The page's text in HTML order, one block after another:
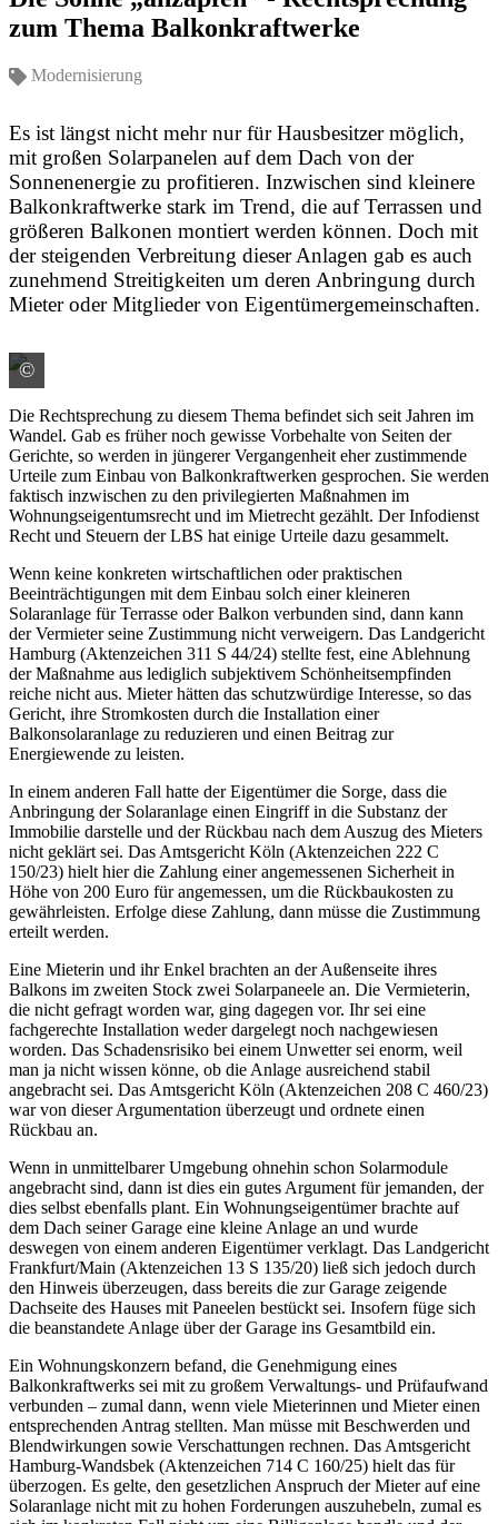
zum Thema Balkonkraftwerke
Modernisierung
Es ist längst nicht mehr nur für Hausbesitzer möglich,
mit großen Solarpane­len auf dem Dach von der
Sonnenenergie zu profitieren. Inzwischen sind kleinere
Balkonkraftwerke stark im Trend, die auf Terrassen und
größeren Balkonen montiert werden können. Doch mit
der steigenden Verbreitung dieser Anlagen gab es auch
zunehmend Streitigkeiten um deren Anbringung durch
Mieter oder Mitglieder von Eigentümergemeinschaften.
©
Die Rechtsprechung zu diesem Thema befindet sich seit Jahren im
Wandel. Gab es früher noch gewisse Vorbehalte von Seiten der
Gerichte, so werden in jüngerer Vergangenheit eher zustimmende
Urteile zum Einbau von Balkon­kraftwerken gesprochen. Sie werden
faktisch inzwischen zu den privilegierten Maßnahmen im
Wohnungseigentumsrecht und im Mietrecht gezählt. Der Infodienst
Recht und Steuern der LBS hat einige Urteile dazu gesammelt.
Wenn keine konkreten wirtschaftlichen oder praktischen
Beeinträchtigungen mit dem Einbau solch einer kleineren
Solaranlage für Terrasse oder Balkon verbunden sind, dann kann
der Vermieter seine Zustimmung nicht verwei­gern. Das Landgericht
Hamburg (Aktenzeichen 311 S 44/24) stellte fest, eine Ablehnung
der Maßnahme aus lediglich subjektivem Schönheitsempfinden
reiche nicht aus. Mieter hätten das schutzwürdige Interesse, so das
Gericht, ihre Stromkosten durch die Installation einer
Balkonsolaranlage zu reduzie­ren und einen Beitrag zur
Energiewende zu leisten.
In einem anderen Fall hatte der Eigentümer die Sorge, dass die
Anbringung der Solaranlage einen Eingriff in die Substanz der
Immobilie darstelle und der Rückbau nach dem Auszug des Mieters
nicht geklärt sei. Das Amtsgericht Köln (Aktenzeichen 222 C
150/23) hielt hier die Zahlung einer angemessenen Sicherheit in
Höhe von 200 Euro für angemessen, um die Rückbaukosten zu
gewährleisten. Erfolge diese Zahlung, dann müsse die Zustimmung
erteilt werden.
Eine Mieterin und ihr Enkel brachten an der Außenseite ihres
Balkons im zweiten Stock zwei Solarpaneele an. Die Vermieterin,
die nicht gefragt worden war, ging dagegen vor. Ihr sei eine
fachgerechte Installation weder dargelegt noch nachgewiesen
worden. Das Schadensrisiko bei einem Unwetter sei enorm, weil
man ja nicht wissen könne, ob die Anlage ausreichend stabil
angebracht sei. Das Amtsgericht Köln (Aktenzeichen 208 C 460/23)
war von dieser Argumentation überzeugt und ordnete einen
Rückbau an.
Wenn in unmittelbarer Umgebung ohnehin schon Solarmodule
angebracht sind, dann ist dies ein gutes Argument für jemanden, der
dies selbst ebenfalls plant. Ein Wohnungseigentümer brachte auf
dem Dach seiner Garage eine kleine Anlage an und wurde
deswegen von einem anderen Eigentümer verklagt. Das Landgericht
Frankfurt/Main (Aktenzeichen 13 S 135/20) ließ sich jedoch durch
den Hinweis überzeugen, dass bereits die zur Garage zeigende
Dachseite des Hauses mit Paneelen bestückt sei. Insofern füge sich
die beanstandete Anlage über der Garage ins Gesamtbild ein.
Ein Wohnungskonzern befand, die Genehmigung eines
Balkonkraftwerks sei mit zu großem Verwaltungs- und Prüfaufwand
verbunden – zumal dann, wenn viele Mieterinnen und Mieter einen
entsprechenden Antrag stellten. Man müsse mit Beschwerden und
Blendwirkungen sowie Verschattungen rechnen. Das Amtsgericht
Hamburg-Wandsbek (Aktenzeichen 714 C 160/25) hielt das für
überzogen. Es gelte, den gesetzlichen Anspruch der Mieter auf eine
Solaranlage nicht mit zu hohen Forderungen auszuhebeln, zumal es